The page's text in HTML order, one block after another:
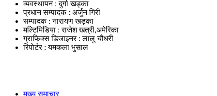
व्यवस्थापन : दुर्गा खड्का
प्रधान सम्पादक : अर्जुन गिरी
सम्पादक : नारायण खड्का
मल्टिमिडिया : राजेश खत्री,अमेरिका
ग्राफिक्स डिजाइनर : लालु चौधरी
रिपोर्टर : यमकला भुसाल
मुख्य समाचार